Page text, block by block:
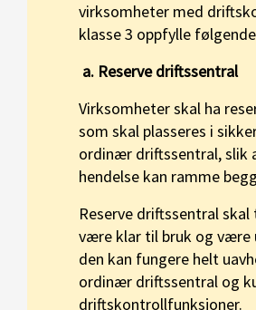
virksomheter med
klasse 3 oppfylle
a. Reserve driftssentral
Virksomheter skal ha
som skal plasseres i
ordinær driftssentral, slik
hendelse kan ramme
Reserve driftssentral
være klar til bruk og
den kan fungere helt
ordinær driftssentral og
driftskontrollfunksjoner.